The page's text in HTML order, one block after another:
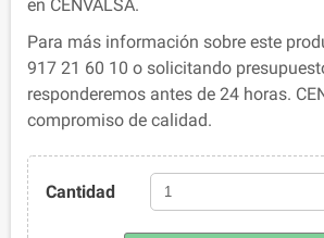
en CENVALSA.
Para más información sobre este
917 21 60 10 o solicitando
responderemos antes de 24 horas.
compromiso de calidad.
Cantidad